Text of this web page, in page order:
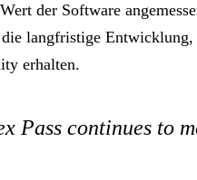
der Software
langfristige Entwicklung,
erhalten.
Pass continues to